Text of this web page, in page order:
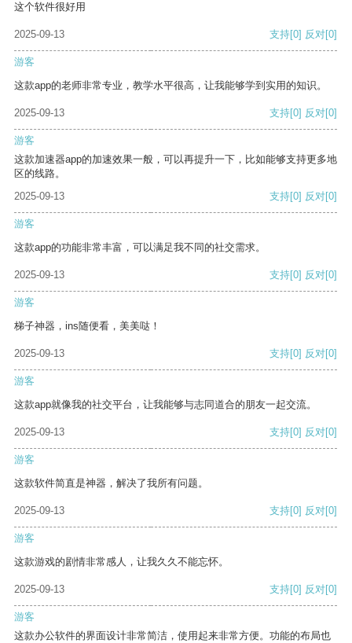
这个软件很好用
2025-09-13 支持[0] 反对[0]
游客
这款app的老师非常专业，教学水平很高，让我能够学到实用的知识。
2025-09-13 支持[0] 反对[0]
游客
这款加速器app的加速效果一般，可以再提升一下，比如能够支持更多地
区的线路。
2025-09-13
支持[0] 反对[0]
游客
这款app的功能非常丰富，可以满足我不同的社交需求。
2025-09-13 支持[0] 反对[0]
游客
梯子神器，ins随便看，美美哒！
2025-09-13 支持[0] 反对[0]
游客
这款app就像我的社交平台，让我能够与志同道合的朋友一起交流。
2025-09-13 支持[0] 反对[0]
游客
这款软件简直是神器，解决了我所有问题。
2025-09-13 支持[0] 反对[0]
游客
这款游戏的剧情非常感人，让我久久不能忘怀。
2025-09-13 支持[0] 反对[0]
游客
这款办公软件的界面设计非常简洁，使用起来非常方便。功能的布局也